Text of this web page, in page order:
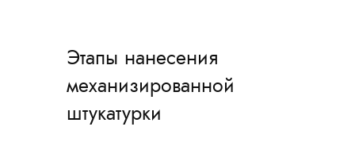
Этапы нанесения
механизированной
штукатурки